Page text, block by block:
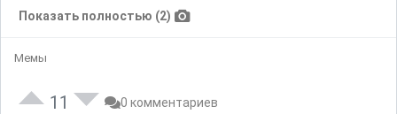
Показать полностью (2)
Мемы
11 0 комментариев